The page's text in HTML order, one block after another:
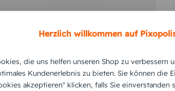
Herzlich willkommen auf
die uns helfen unseren Shop zu verbessern
Kundenerlebnis zu bieten. Sie können die
akzeptieren" klicken, falls Sie